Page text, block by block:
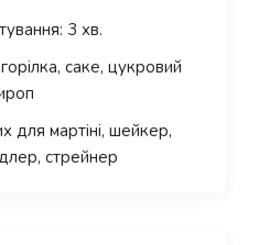
3 хв.
саке, цукровий
для мартіні, шейкер,
стрейнер